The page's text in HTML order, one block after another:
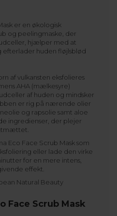
er en økologisk
og peelingmaske, der
hjælper med at
huden fløjlsblød
af vulkansten eksfolieres
AHA (mælkesyre)
af huden og mindsker
er rig på nærende olier
og rapsolie samt aloe
ingredienser, der plejer
Eco Face Scrub Mask som
eller lade den virke
for en mere intens,
effekt.
Natural Beauty
Face Scrub Mask